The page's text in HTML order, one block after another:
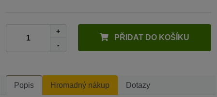
+
-
PŘIDAT DO KOŠÍKU
Popis Hromadný nákup Dotazy